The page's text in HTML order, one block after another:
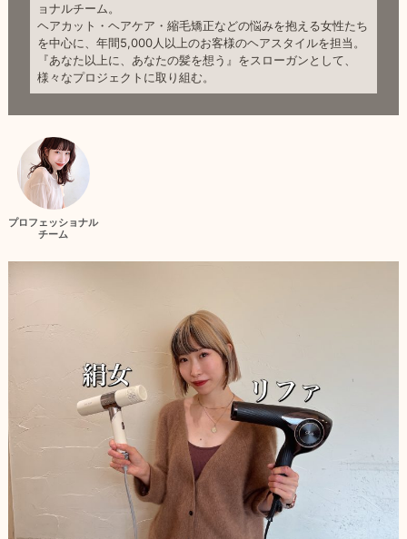
ョナルチーム。
ヘアカット・ヘアケア・縮毛矯正などの悩みを抱える女性たち
を中心に、年間5,000人以上のお客様のヘアスタイルを担当。
『あなた以上に、あなたの髪を想う』をスローガンとして、
様々なプロジェクトに取り組む。
プロフェッショナル
チーム